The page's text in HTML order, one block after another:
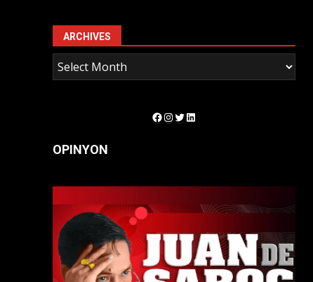
ARCHIVES
Facebook
Instagram
Twitter
LinkedIn
OPINYON